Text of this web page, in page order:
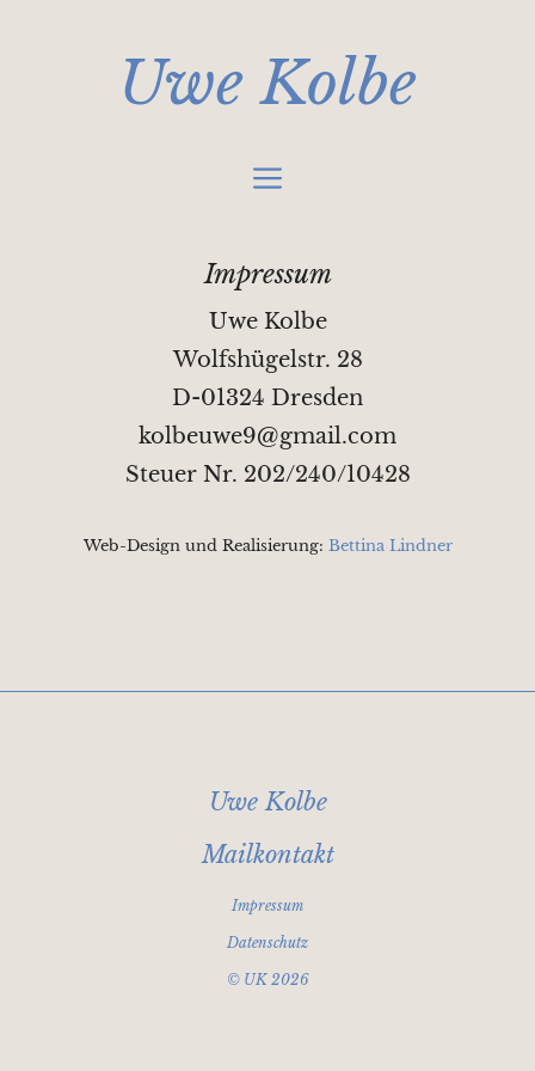
Uwe Kolbe
Menü
Impressum
Uwe Kolbe
Wolfshügelstr. 28
D-01324 Dresden
kolbeuwe9@gmail.com
Steuer Nr. 202/240/10428
Web-Design und Realisierung: Bettina Lindner
Uwe Kolbe
Mailkontakt
Impressum
Datenschutz
© UK 2026